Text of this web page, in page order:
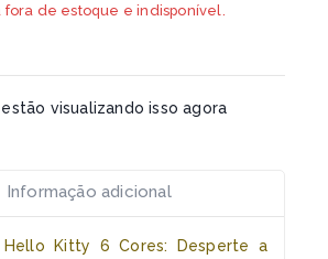
fora de estoque e indisponível.
visualizando isso agora
Informação adicional
Hello Kitty 6 Cores: Desperte a